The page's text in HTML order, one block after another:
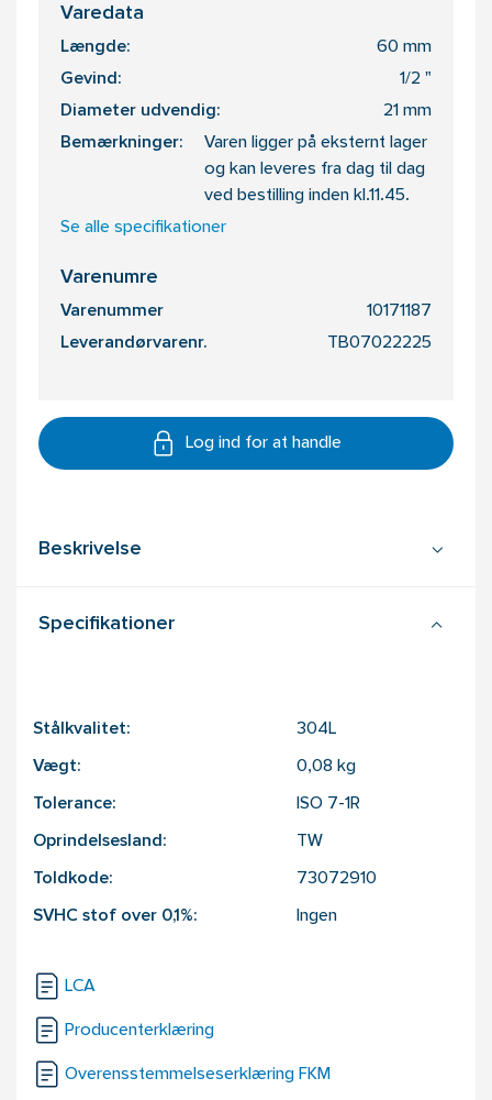
Varedata
Længde: 60 mm
Gevind: 1/2 "
Diameter udvendig: 21 mm
Bemærkninger:
Varen ligger på eksternt lager
og kan leveres fra dag til dag
ved bestilling inden kl.11.45.
Se alle specifikationer
Varenumre
Varenummer 10171187
Leverandørvarenr. TB07022225
Log ind for at handle
Beskrivelse
Specifikationer
Stålkvalitet: 304L
Vægt: 0,08 kg
Tolerance: ISO 7-1R
Oprindelsesland: TW
Toldkode: 73072910
SVHC stof over 0,1%: Ingen
LCA
Producenterklæring
Overensstemmelseserklæring FKM